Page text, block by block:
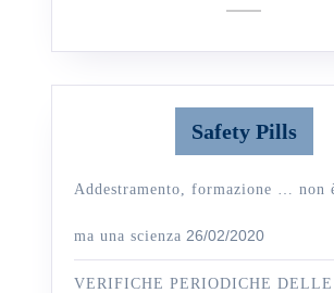
Safety Pills
Addestramento, formazione … non
ma una scienza 26/02/2020
VERIFICHE PERIODICHE DELLE